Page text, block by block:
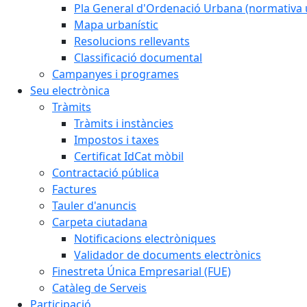
Pla General d'Ordenació Urbana (normativa
Mapa urbanístic
Resolucions rellevants
Classificació documental
Campanyes i programes
Seu electrònica
Tràmits
Tràmits i instàncies
Impostos i taxes
Certificat IdCat mòbil
Contractació pública
Factures
Tauler d'anuncis
Carpeta ciutadana
Notificacions electròniques
Validador de documents electrònics
Finestreta Única Empresarial (FUE)
Catàleg de Serveis